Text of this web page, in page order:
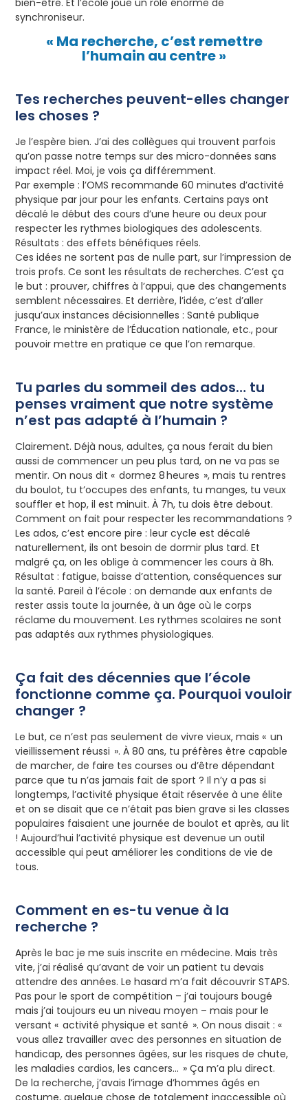
synchroniseur.
« Ma recherche, c’est remettre
l’humain au centre »
Tes recherches peuvent-elles changer
les choses ?
Je l’espère bien. J’ai des collègues qui trouvent parfois
qu’on passe notre temps sur des micro-données sans
impact réel. Moi, je vois ça différemment.
Par exemple : l’OMS recommande 60 minutes d’activité
physique par jour pour les enfants. Certains pays ont
décalé le début des cours d’une heure ou deux pour
respecter les rythmes biologiques des adolescents.
Résultats : des effets bénéfiques réels.
Ces idées ne sortent pas de nulle part, sur l’impression de
trois profs. Ce sont les résultats de recherches. C’est ça
le but : prouver, chiffres à l’appui, que des changements
semblent nécessaires. Et derrière, l’idée, c’est d’aller
jusqu’aux instances décisionnelles : Santé publique
France, le ministère de l’Éducation nationale, etc., pour
pouvoir mettre en pratique ce que l’on remarque.
Tu parles du sommeil des ados… tu
penses vraiment que notre système
n’est pas adapté à l’humain ?
Clairement. Déjà nous, adultes, ça nous ferait du bien
aussi de commencer un peu plus tard, on ne va pas se
mentir. On nous dit « dormez 8 heures », mais tu rentres
du boulot, tu t’occupes des enfants, tu manges, tu veux
souffler et hop, il est minuit. À 7h, tu dois être debout.
Comment on fait pour respecter les recommandations ?
Les ados, c’est encore pire : leur cycle est décalé
naturellement, ils ont besoin de dormir plus tard. Et
malgré ça, on les oblige à commencer les cours à 8h.
Résultat : fatigue, baisse d’attention, conséquences sur
la santé. Pareil à l’école : on demande aux enfants de
rester assis toute la journée, à un âge où le corps
réclame du mouvement. Les rythmes scolaires ne sont
pas adaptés aux rythmes physiologiques.
Ça fait des décennies que l’école
fonctionne comme ça. Pourquoi vouloir
changer ?
Le but, ce n’est pas seulement de vivre vieux, mais « un
vieillissement réussi ». À 80 ans, tu préfères être capable
de marcher, de faire tes courses ou d’être dépendant
parce que tu n’as jamais fait de sport ? Il n’y a pas si
longtemps, l’activité physique était réservée à une élite
et on se disait que ce n’était pas bien grave si les classes
populaires faisaient une journée de boulot et après, au lit
! Aujourd’hui l’activité physique est devenue un outil
accessible qui peut améliorer les conditions de vie de
tous.
Comment en es-tu venue à la
recherche ?
Après le bac je me suis inscrite en médecine. Mais très
vite, j’ai réalisé qu’avant de voir un patient tu devais
attendre des années. Le hasard m’a fait découvrir STAPS.
Pas pour le sport de compétition – j’ai toujours bougé
mais j’ai toujours eu un niveau moyen – mais pour le
versant « activité physique et santé ». On nous disait : «
vous allez travailler avec des personnes en situation de
handicap, des personnes âgées, sur les risques de chute,
les maladies cardios, les cancers… » Ça m’a plu direct.
De la recherche, j’avais l’image d’hommes âgés en
costume, quelque chose de totalement inaccessible où